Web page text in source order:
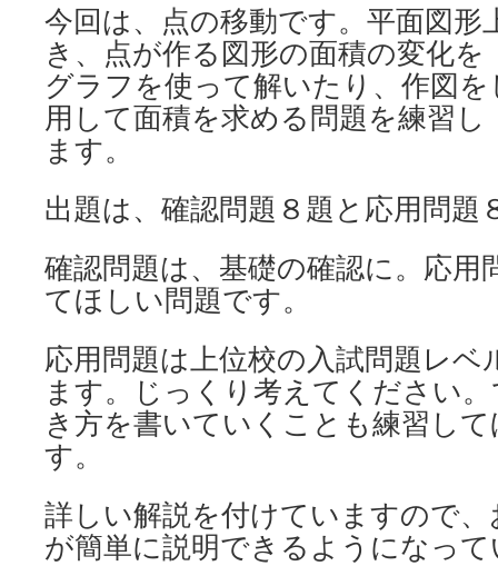
今回は、点の移動です。平面図形
き、点が作る図形の面積の変化を
グラフを使って解いたり、作図
用して面積を求める問題を練習し
ます。
出題は、確認問題８題と応用問題
確認問題は、基礎の確認に。応用
てほしい問題です。
応用問題は上位校の入試問題レ
ます。じっくり考えてください
き方を書いていくことも練習し
す。
詳しい解説を付けていますので
が簡単に説明できるようになっ